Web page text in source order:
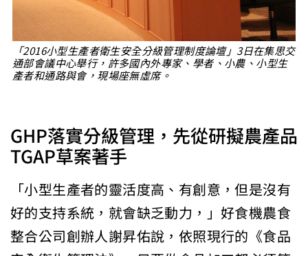
「2016小型生產者衛生安全分級管理制度論壇」3日在集思交
通部會議中心舉行，許多國內外專家、學者、小農、小型生
產者和通路與會，現場座無虛席。
GHP落實分級管理，先從研擬農產品
TGAP草案著手
「小型生產者的靈活度高、有創意，但是沒有
好的支持系統，就會缺乏動力，」好食機農食
整合公司創辦人謝昇佑說，依照現行的《食品